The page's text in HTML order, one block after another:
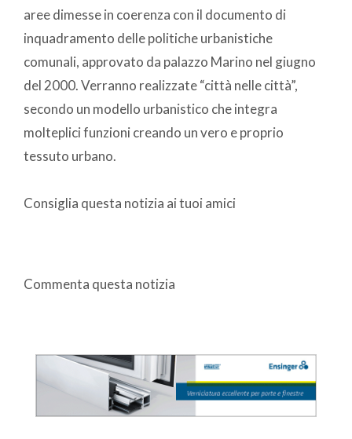
aree dimesse in coerenza con il documento di
inquadramento delle politiche urbanistiche
comunali, approvato da palazzo Marino nel giugno
del 2000. Verranno realizzate “città nelle città”,
secondo un modello urbanistico che integra
molteplici funzioni creando un vero e proprio
tessuto urbano.
Consiglia questa notizia ai tuoi amici
Commenta questa notizia